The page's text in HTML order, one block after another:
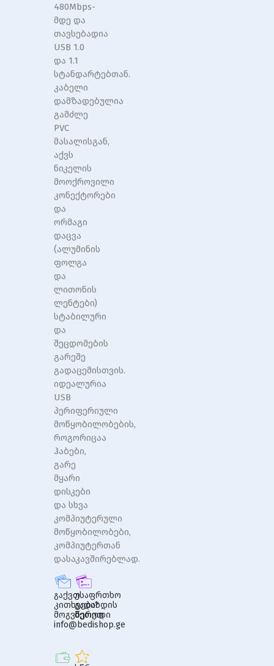
480Mbps-
მდე და
თავსებადია
USB 1.0
და 1.1
სტანდარტებთან.
კაბელი
დამზადებულია
გამძლე
PVC
მასალისგან,
აქვს
ნიკელის
მოოქროვილი
კონექტორები
და
ორმაგი
დაცვა
(ალუმინის
ფოლგა
და
ლითონის
ლენტები)
სტაბილური
და
შეცდომების
გარეშე
გადაცემისთვის.
იდეალურია
USB
პერიფერიული
მოწყობილობების,
როგორიცაა
ჰაბები,
გარე
მყარი
დისკები
და სხვა
კომპიუტერული
მოწყობილობები,
კომპიუტერთან
დასაკავშირებლად.
გაქვთ
კითხვები?
მოგვწერეთ
info@bedishop.ge
უსაფრთხო
გადახდის
მეთოდი